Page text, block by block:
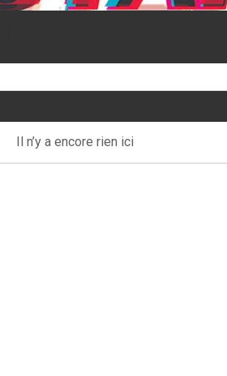
Il n’y a encore rien ici